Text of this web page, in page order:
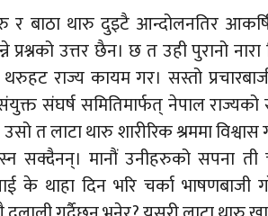
र बाठा थारु दुइटै आन्दोलनतिर
प्रश्नको उत्तर छैन। छ त उही पुरानो
राज्य कायम गर। सस्तो
संघर्ष समितिमार्फत् नेपाल
त लाटा थारु शारीरिक श्रममा
सक्दैनन्। मानौं उनीहरुको सपना
के थाहा दिन भरि चर्का